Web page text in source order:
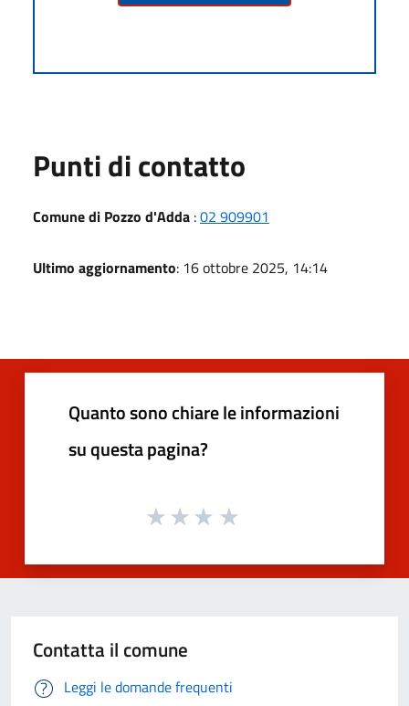
Punti di contatto
Comune di Pozzo d'Adda :02 909901
Ultimo aggiornamento: 16 ottobre 2025, 14:14
Quanto sono chiare le informazioni
su questa pagina?
Contatta il comune
Leggi le domande frequenti